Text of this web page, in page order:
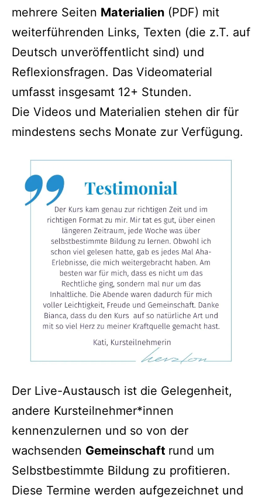
mehrere Seiten Materialien (PDF) mit
weiterführenden Links, Texten (die z.T. auf
Deutsch unveröffentlicht sind) und
Reflexionsfragen. Das Videomaterial
umfasst insgesamt 12+ Stunden.
Die Videos und Materialien stehen dir für
mindestens sechs Monate zur Verfügung.
Der Live-Austausch ist die Gelegenheit,
andere Kursteilnehmer*innen
kennenzulernen und so von der
wachsenden Gemeinschaft rund um
Selbstbestimmte Bildung zu profitieren.
Diese Termine werden aufgezeichnet und